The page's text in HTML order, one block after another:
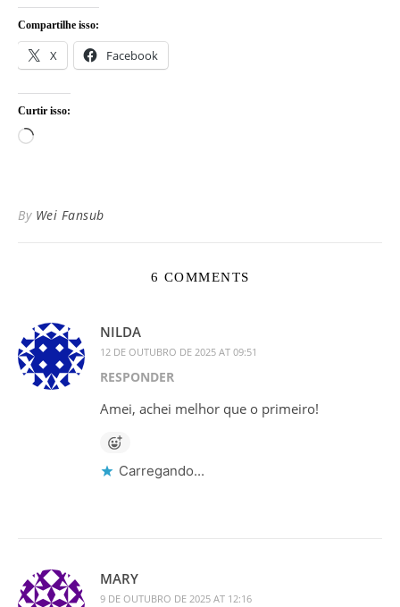
Compartilhe isso:
X Facebook
Curtir isso:
Carregando...
By Wei Fansub
6 COMMENTS
NILDA
12 DE OUTUBRO DE 2025 AT 09:51
RESPONDER
Amei, achei melhor que o primeiro!
Carregando...
MARY
9 DE OUTUBRO DE 2025 AT 12:16